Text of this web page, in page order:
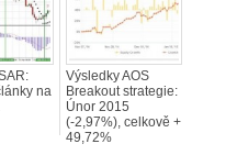
na
Výsledky AOS
Breakout strategie:
Únor 2015
(-2,97%), celkově +
49,72%